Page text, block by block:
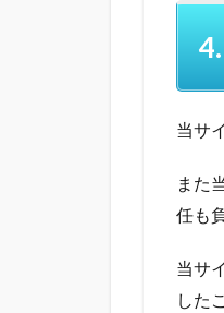
当サ
また
任も
当サ
した